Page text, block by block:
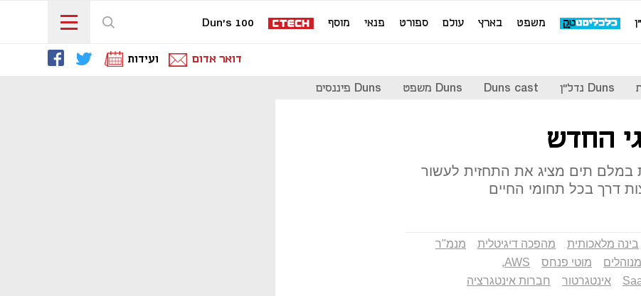
משפט בארץ עולם ספורט פנאי מוסף Dun's 100
דואר אדום ועידות
Duns נדל"ן Duns cast Duns משפט Duns פיננסים
החדש
במלם תים מציג את התחזית לעשור
דרך בכל תחומי החיים
בינה מלאכותית מהפכה דיגיטלית
מנמ"ר
מוטי פנחס
AWS,
אינטגרטור
חברות אינטגרציה